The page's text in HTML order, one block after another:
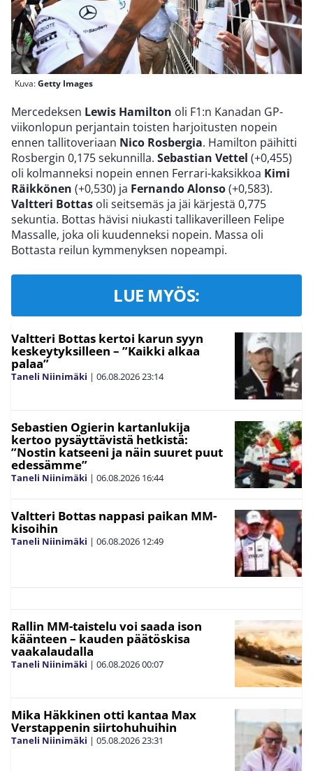
Kuva:Getty Images
Mercedeksen Lewis Hamilton oli F1:n Kanadan GP-
viikonlopun perjantain toisten harjoitusten nopein
ennen tallitoveriaan Nico Rosbergia. Hamilton päihitti
Rosbergin 0,175 sekunnilla. Sebastian Vettel (+0,455)
oli kolmanneksi nopein ennen Ferrari-kaksikkoa Kimi
Räikkönen (+0,530) ja Fernando Alonso(+0,583).
Valtteri Bottas oli seitsemäs ja jäi kärjestä 0,775
sekuntia. Bottas hävisi niukasti tallikaverilleen Felipe
Massalle, joka oli kuudenneksi nopein. Massa oli
Bottasta reilun kymmenyksen nopeampi.
LUE MYÖS:
Valtteri Bottas kertoi karun syyn
keskeytyksilleen – ”Kaikki alkaa
palaa”
Taneli Niinimäki | 06.08.202623:14
Sebastien Ogierin kartanlukija
kertoo pysäyttävistä hetkistä:
”Nostin katseeni ja näin suuret puut
edessämme”
Taneli Niinimäki | 06.08.2026 16:44
Valtteri Bottas nappasi paikan MM-
kisoihin
Taneli Niinimäki | 06.08.2026 12:49
Rallin MM-taistelu voi saada ison
käänteen – kauden päätöskisa
vaakalaudalla
Taneli Niinimäki | 06.08.202600:07
Mika Häkkinen otti kantaa Max
Verstappenin siirtohuhuihin
Taneli Niinimäki | 05.08.202623:31